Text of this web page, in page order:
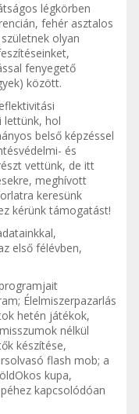
légkörben
fehér asztalos
olyan
fenyegető
között.
lettünk, hol
belső képzéssel
és
vettünk, de itt
meghívott
keresünk
kérünk támogatást!
első félévben,
Élelmiszerpazarlás
hetén játékok,
nélkül
készítése,
flash mob; a
kupa,
kapcsolódóan